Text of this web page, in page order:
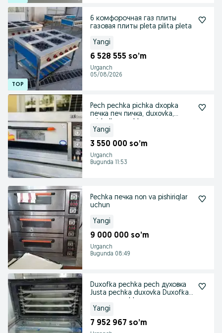
6 комфорочная газ плиты
газовая плиты pleta pilita pleta
Yangi
6 528 555 so’m
Urganch
05/08/2026
Pech pechka pichka dxopka
печка печ пичка, duxovka,
Yangi
3 550 000 so’m
Urganch
Bugunda 11:53
Pechka печка non va pishiriqlar
uchun
Yangi
9 000 000 so’m
Urganch
Bugunda 08:49
Duxofka pechka pech духовка
Justa pechka duxovka Duxofka
Yangi
7 952 967 so’m